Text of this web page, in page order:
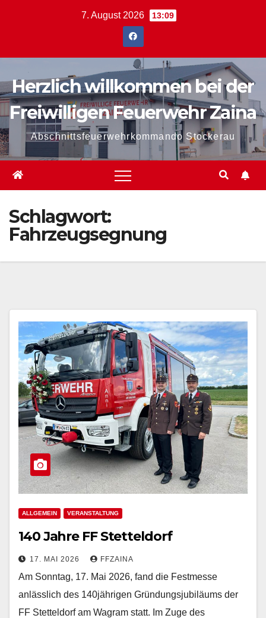
7. August 2026 13:09
Herzlich willkommen bei der
Freiwilligen Feuerwehr Zaina
Abschnittsfeuerwehrkommando Stockerau
Schlagwort:
Fahrzeugsegnung
ALLGEMEIN VERANSTALTUNG
140 Jahre FF Stetteldorf
17. MAI 2026 FFZAINA
Am Sonntag, 17. Mai 2026, fand die Festmesse
anlässlich des 140jährigen Gründungsjubiläums der
FF Stetteldorf am Wagram statt. Im Zuge des